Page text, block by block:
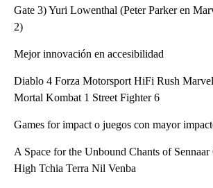
Gate 3) Yuri Lowenthal (Peter Parker en
2)
Mejor innovación en accesibilidad
Diablo 4 Forza Motorsport HiFi Rush
Mortal Kombat 1 Street Fighter 6
Games for impact o juegos con mayor
A Space for the Unbound Chants of
High Tchia Terra Nil Venba